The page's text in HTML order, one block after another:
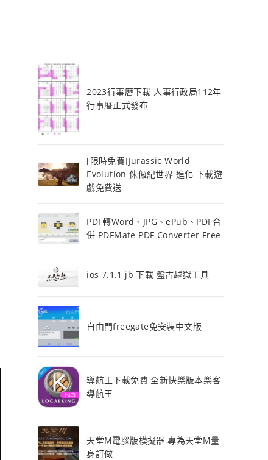
2023行事曆下載 人事行政局112年
行事曆正式發布
[限時免費]Jurassic World
Evolution 侏儸紀世界 進化 下載遊
戲免費送
PDF轉Word、JPG、ePub、PDF合
併 PDFMate PDF Converter Free
ios 7.1.1 jb 下載 盤古越獄工具
自由門freegate免安裝中文版
導航王下載免費 全新快樂版本樂客
導航王
天堂M電腦版模擬器 專為天堂M量
身訂做